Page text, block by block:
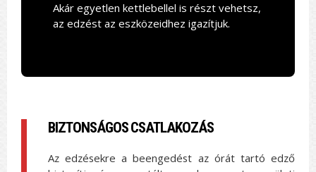
Akár egyetlen kettlebellel is részt vehetsz,
az edzést az eszközeidhez igazítjuk.
BIZTONSÁGOS CSATLAKOZÁS
Az edzésekre a beengedést az órát tartó edző